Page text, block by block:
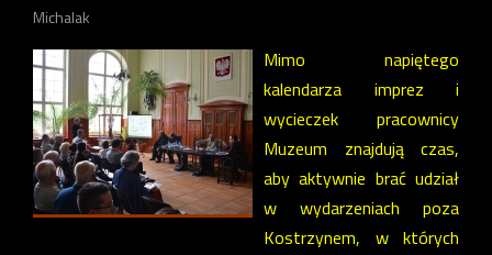
Michalak
Mimo napiętego
kalendarza imprez i
wycieczek pracownicy
Muzeum znajdują czas,
aby aktywnie brać udział
w wydarzeniach poza
Kostrzynem, w których